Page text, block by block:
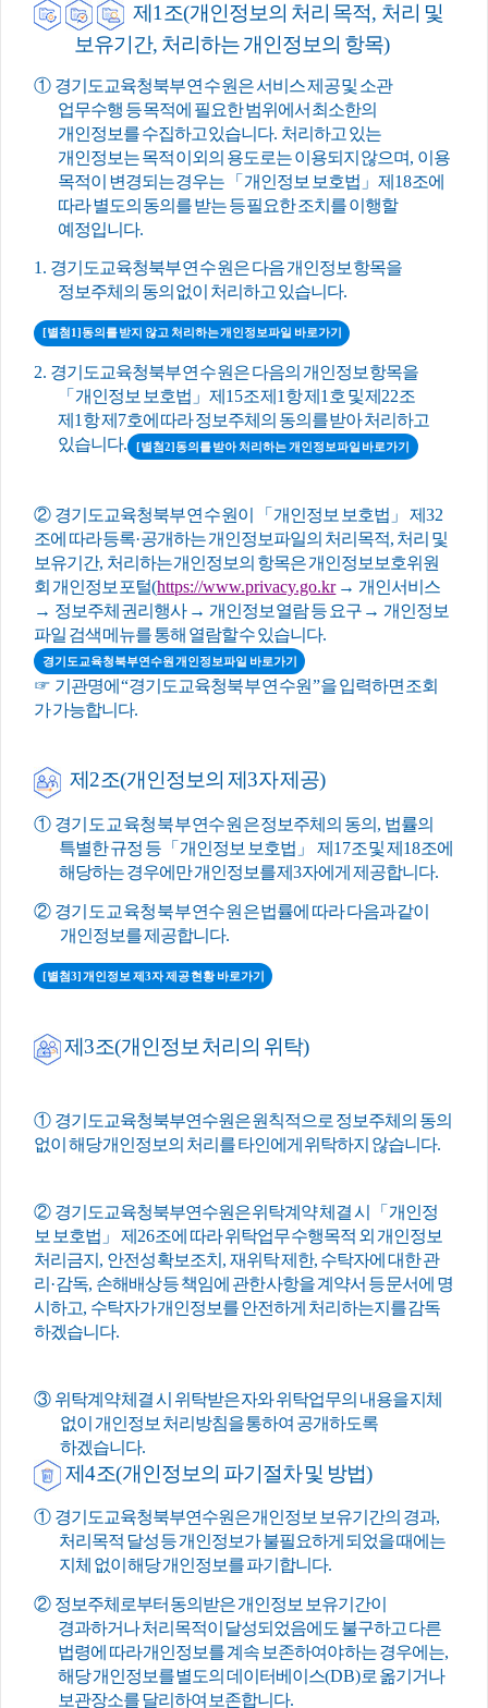
제 1 조(개인정보의 처리 목적, 처리 및
보유기간, 처리하는 개인정보의 항목)
① 경기도교육청북부연수원은 서비스 제공 및 소관
업무수행 등 목적에 필요한 범위에서 최소한의
개인정보를 수집하고 있습니다. 처리하고 있는
개인정보는 목적 이외의 용도로는 이용되지 않으며, 이용
목적이 변경되는 경우는
「개인정보 보호법 」 제 18조에
따라 별도의 동의를 받는 등 필요한 조치를 이행할
예정입니다.
1. 경기도교육청북부연수원은 다음 개인정보 항목을
정보주체의 동의 없이 처리하고 있습니다.
[별첨1]동의를 받지 않고 처리하는 개인정보파일 바로가기
2. 경기도교육청북부연수원은 다음의 개인정보 항목을
「 개인정보 보호법 」 제 15조 제 1 항 제 1 호 및 제 22조
제 1 항 제 7호에 따라 정보주체의 동의를 받아 처리하고
있습니다. [별첨2]동의를 받아 처리하는 개인정보파일 바로가기
② 경기도교육청북부연수원이 「개인정보 보호법 」제32
조에 따라 등록·공개하는 개인정보파일의 처리목적, 처리 및
보유기간, 처리하는 개인정보의 항목은 개인정보보호위원
회 개인정보 포털(https://www.privacy.go.kr → 개인서비스
→ 정보주체 권리행사 → 개인정보 열람 등 요구 →개인정보
파일 검색 메뉴를 통해 열람할 수 있습니다.
경기도교육청북부연수원 개인정보파일 바로가기
☞ 기관명에“경기도교육청북부연수원”을 입력하면 조회
가 가능합니다.
제 2조(개인정보의 제 3자 제공)
① 경기도교육청북부연수원 은 정보주체의 동의 , 법률의
특별한 규정 등 「개인정보 보호법 」 제 17조 및 제 18조에
해당하는 경우에만 개인정보를 제3자에게 제공합니다.
② 경기도교육청북부연수원 은 법률에 따라 다음과 같이
개인정보를 제공합니다.
[별첨3] 개인정보 제3자 제공 현황 바로가기
제 3조(개인정보 처리의 위탁)
① 경기도교육청북부연수원은 원칙적으로 정보주체의 동의
없이 해당 개인정보의 처리를 타인에게 위탁하지 않습니다.
② 경기도교육청북부연수원은 위탁계약 체결 시 「개인정
보 보호법 」제 26조에 따라 위탁업무 수행목적 외 개인정보
처리금지 , 안전성 확보조치 ,재위탁 제한, 수탁자에 대한 관
리 ·감독, 손해배상 등 책임에 관한 사항을 계약서 등 문서에 명
시하고, 수탁자가 개인정보를 안전하게 처리하는지를 감독
하겠습니다.
③ 위탁계약 체결 시 위탁받은 자와 위탁업무의 내용을 지체
없이 개인정보 처리방침을 통하여 공개하도록
하겠습니다.
제4조(개인정보의 파기절차 및 방법)
① 경기도교육청북부연수원은 개인정보 보유기간의 경과,
처리목적 달성 등 개인정보가 불필요하게 되었을 때에는
지체 없이 해당 개인정보를 파기합니다.
② 정보주체로부터 동의받은 개인정보 보유기간이
경과하거나 처리목적이 달성되었음에도 불구하고 다른
법령에 따라 개인정보를 계속 보존하여야 하는 경우에는,
해당 개인정보를 별도의 데이터베이스(DB)로 옮기거나
보관장소를 달리하여 보존합니다.